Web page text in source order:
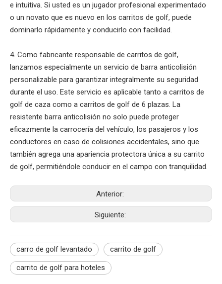
e intuitiva. Si usted es un jugador profesional experimentado
o un novato que es nuevo en los carritos de golf, puede
dominarlo rápidamente y conducirlo con facilidad.
4. Como fabricante responsable de carritos de golf,
lanzamos especialmente un servicio de barra anticolisión
personalizable para garantizar integralmente su seguridad
durante el uso. Este servicio es aplicable tanto a carritos de
golf de caza como a carritos de golf de 6 plazas. La
resistente barra anticolisión no solo puede proteger
eficazmente la carrocería del vehículo, los pasajeros y los
conductores en caso de colisiones accidentales, sino que
también agrega una apariencia protectora única a su carrito
de golf, permitiéndole conducir en el campo con tranquilidad.
Anterior:
Siguiente:
carro de golf levantado carrito de golf
carrito de golf para hoteles